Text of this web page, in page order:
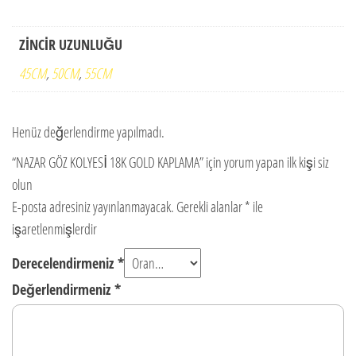
ZİNCİR UZUNLUĞU
45CM, 50CM, 55CM
Henüz değerlendirme yapılmadı.
“NAZAR GÖZ KOLYESİ 18K GOLD KAPLAMA” için yorum yapan ilk kişi siz
olun
E-posta adresiniz yayınlanmayacak. Gerekli alanlar* ile
işaretlenmişlerdir
Derecelendirmeniz *
Değerlendirmeniz *